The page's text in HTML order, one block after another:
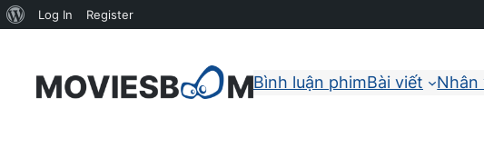
Bình luận phimBài viết Nhân
About
Log In Register